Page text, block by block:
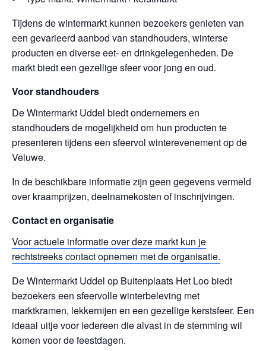
Tijdens de wintermarkt kunnen bezoekers genieten van
een gevarieerd aanbod van standhouders, winterse
producten en diverse eet- en drinkgelegenheden. De
markt biedt een gezellige sfeer voor jong en oud.
Voor standhouders
De Wintermarkt Uddel biedt ondernemers en
standhouders de mogelijkheid om hun producten te
presenteren tijdens een sfeervol winterevenement op de
Veluwe.
In de beschikbare informatie zijn geen gegevens vermeld
over kraamprijzen, deelnamekosten of inschrijvingen.
Contact en organisatie
Voor actuele informatie over deze markt kun je
rechtstreeks contact opnemen met de organisatie.
De Wintermarkt Uddel op Buitenplaats Het Loo biedt
bezoekers een sfeervolle winterbeleving met
marktkramen, lekkernijen en een gezellige kerstsfeer. Een
ideaal uitje voor iedereen die alvast in de stemming wil
komen voor de feestdagen.